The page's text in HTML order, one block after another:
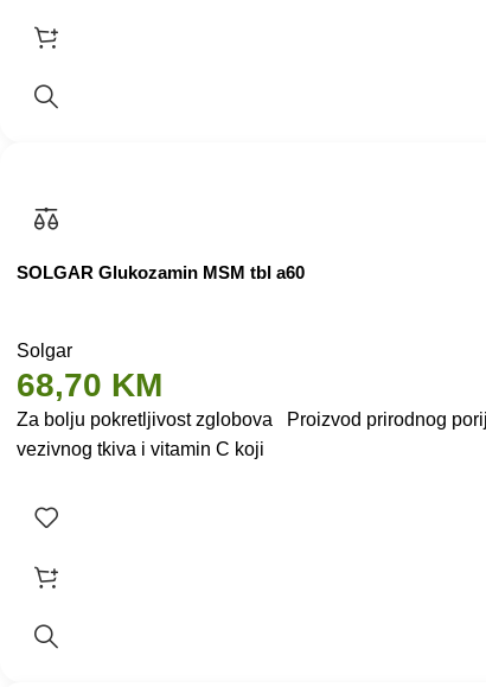
SOLGAR Glukozamin MSM tbl a60
Solgar
68,70 KM
Za bolju pokretljivost zglobova Proizvod prirodnog
vezivnog tkiva i vitamin C koji